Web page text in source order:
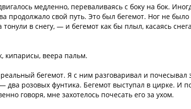
медленно, переваливаясь с боку на бок.
продолжало свой путь. Это был бегемот. Ног не было
в снегу, — и бегемот как бы плыл, касаясь
кипарисы, веера пальм.
бегемот. Я с ним разговаривал и почесывал
розовых фунтика. Бегемот выступал в цирке. И
говоря, мне захотелось почесать его за ухом.